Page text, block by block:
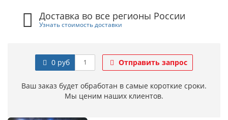
Доставка во все регионы России
Узнать стоимость доставки
0 руб Отправить запрос
Ваш заказ будет обработан в самые короткие сроки.
Мы ценим наших клиентов.